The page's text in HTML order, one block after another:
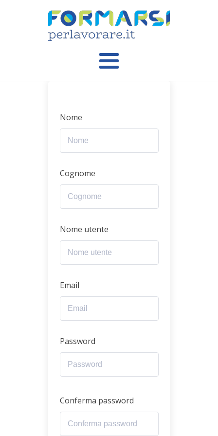
Nome
Cognome
Nome utente
Email
Password
Conferma password